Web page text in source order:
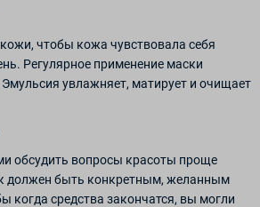
чтобы кожа чувствовала себя
Регулярное применение маски
увлажняет, матирует и очищает
обсудить вопросы красоты проще
должен быть конкретным, желанным
когда средства закончатся, вы могли